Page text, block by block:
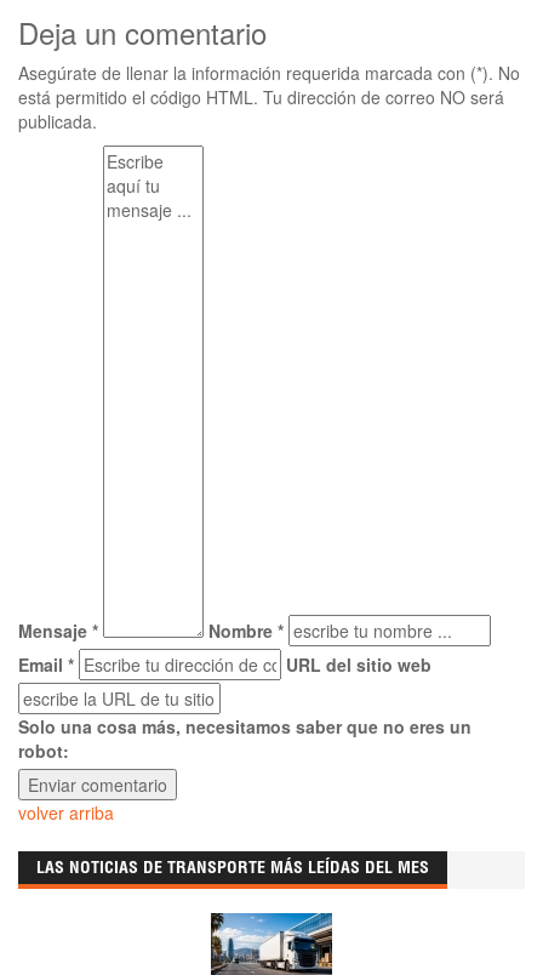
Deja un comentario
Asegúrate de llenar la información requerida marcada con (*). No
está permitido el código HTML. Tu dirección de correo NO será
publicada.
Mensaje *
Nombre *
Email *
URL del sitio web
Solo una cosa más, necesitamos saber que no eres un
robot:
volver arriba
LAS NOTICIAS DE TRANSPORTE MÁS LEÍDAS DEL MES